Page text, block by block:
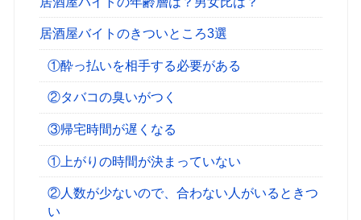
居酒屋バイトのきついところ3選
①酔っ払いを相手する必要がある
②タバコの臭いがつく
③帰宅時間が遅くなる
①上がりの時間が決まっていない
②人数が少ないので、合わない人がいるときつ
い